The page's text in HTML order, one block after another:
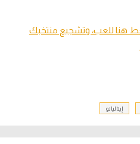
هنا للعب، وتشجيع منتخبك
إيتاليانو